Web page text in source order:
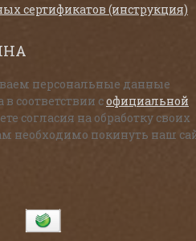
сертификатов (инструкция)
персональные данные
соответствии софициальной
согласия на обработку своих
необходимо покинуть наш